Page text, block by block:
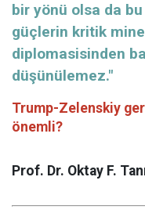
bir yönü olsa da
güçlerin kritik
diplomasisinden
düşünülemez."
Trump-Zelenskiy
önemli?
Prof. Dr. Oktay F.